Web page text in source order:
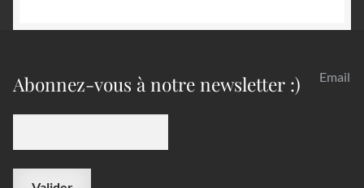
Abonnez-vous à notre newsletter :) Email